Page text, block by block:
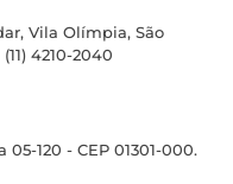
Vila Olímpia, São
4210-2040
05-120 - CEP 01301-000.